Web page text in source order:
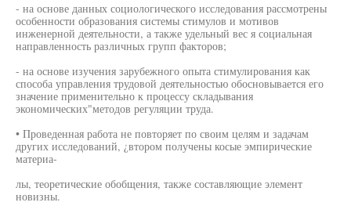
- на основе данных социологического исследования рассмотрены
особенности образования системы стимулов и мотивов
инженерной деятельности, а также удельный вес я социальная
направленность различных групп факторов;
- на основе изучения зарубежного опыта стимулирования как
способа управления трудовой деятельностью обосновывается его
значение применительно к процессу складывания
экономических"методов регуляции труда.
• Проведенная работа не повторяет по своим целям и задачам
других исследований, ¿втором получены косые эмпирические
материа-
лы, теоретические обобщения, также составляющие элемент
новизны.